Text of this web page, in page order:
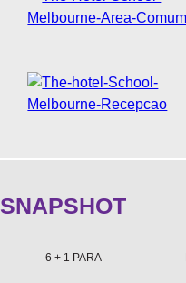
NOSSAS AGÊNCIAS
OUVIDORIA
DEPOIMENTOS
SNAPSHOT
6 + 1 PARA